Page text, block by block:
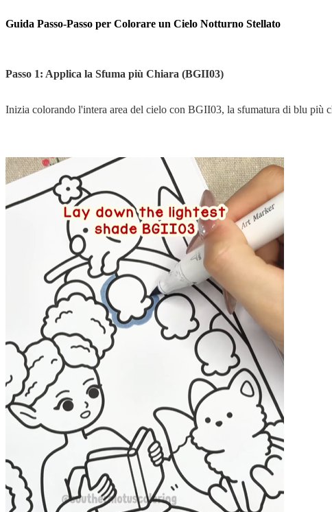
Guida Passo-Passo per Colorare un Cielo Notturno Stellato
Passo 1: Applica la Sfuma più Chiara (BGII03)
Inizia colorando l'intera area del cielo con BGII03, la sfumatura di blu più